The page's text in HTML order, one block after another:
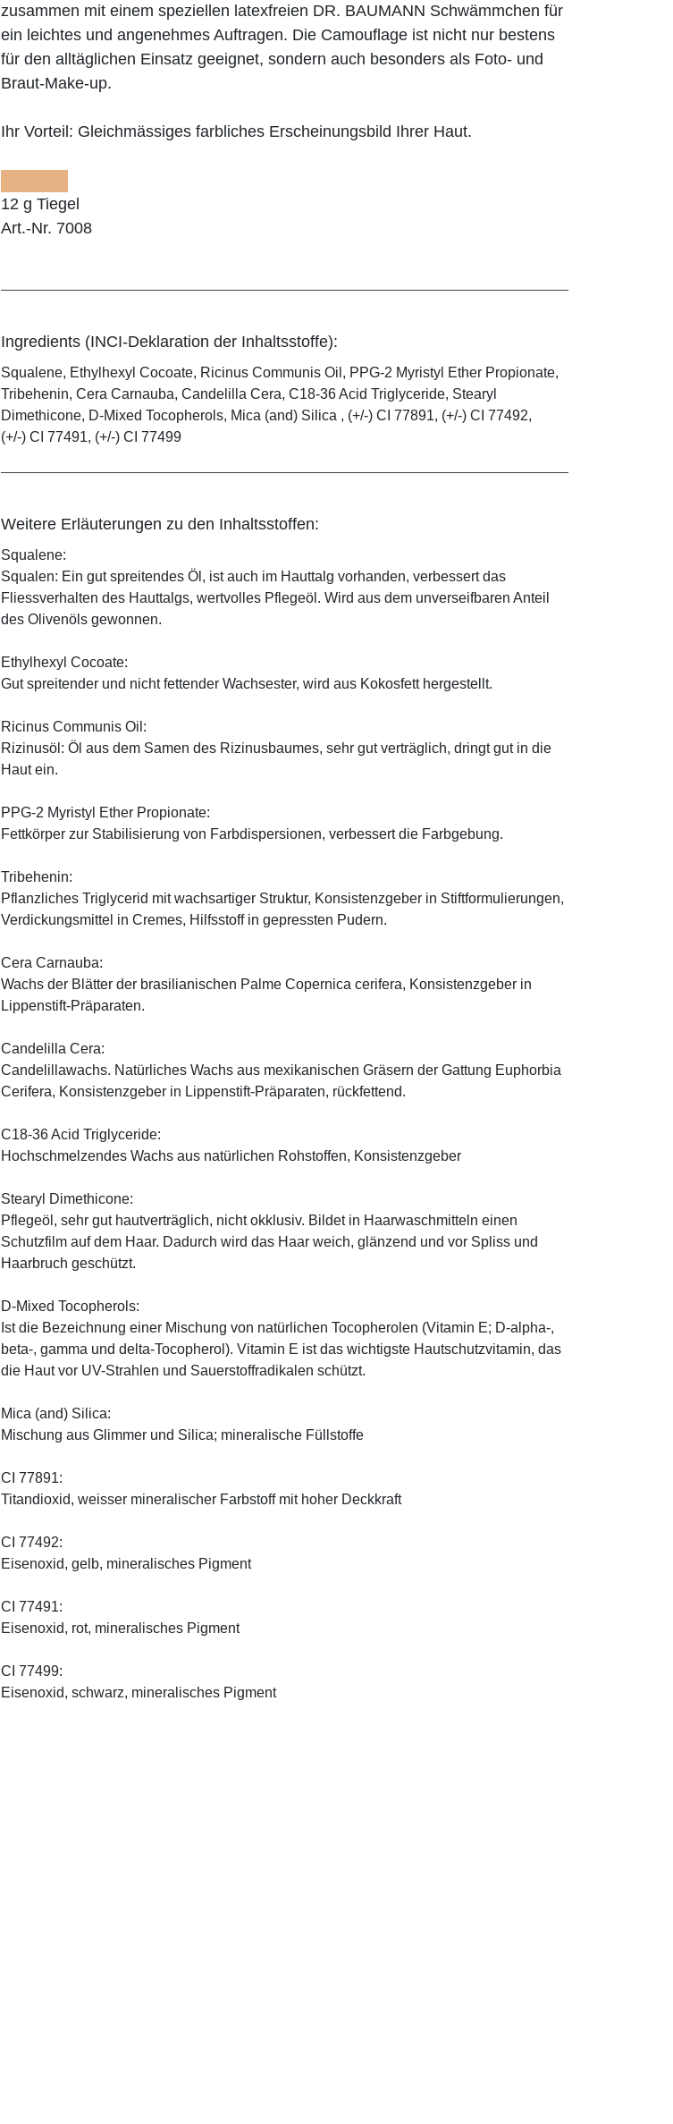
zusammen mit einem speziellen latexfreien DR. BAUMANN Schwämmchen für
ein leichtes und angenehmes Auftragen. Die Camouflage ist nicht nur bestens
für den alltäglichen Einsatz geeignet, sondern auch besonders als Foto- und
Braut-Make-up.
Ihr Vorteil: Gleichmässiges farbliches Erscheinungsbild Ihrer Haut.
12 g Tiegel
Art.-Nr. 7008
Ingredients (INCI-Deklaration der Inhaltsstoffe):
Squalene, Ethylhexyl Cocoate, Ricinus Communis Oil, PPG-2 Myristyl Ether Propionate,
Tribehenin, Cera Carnauba, Candelilla Cera, C18-36 Acid Triglyceride, Stearyl
Dimethicone, D-Mixed Tocopherols, Mica (and) Silica , (+/-) CI 77891, (+/-) CI 77492,
(+/-) CI 77491, (+/-) CI 77499
Weitere Erläuterungen zu den Inhaltsstoffen:
Squalene:
Squalen: Ein gut spreitendes Öl, ist auch im Hauttalg vorhanden, verbessert das
Fliessverhalten des Hauttalgs, wertvolles Pflegeöl. Wird aus dem unverseifbaren Anteil
des Olivenöls gewonnen.
Ethylhexyl Cocoate:
Gut spreitender und nicht fettender Wachsester, wird aus Kokosfett hergestellt.
Ricinus Communis Oil:
Rizinusöl: Öl aus dem Samen des Rizinusbaumes, sehr gut verträglich, dringt gut in die
Haut ein.
PPG-2 Myristyl Ether Propionate:
Fettkörper zur Stabilisierung von Farbdispersionen, verbessert die Farbgebung.
Tribehenin:
Pflanzliches Triglycerid mit wachsartiger Struktur, Konsistenzgeber in Stiftformulierungen,
Verdickungsmittel in Cremes, Hilfsstoff in gepressten Pudern.
Cera Carnauba:
Wachs der Blätter der brasilianischen Palme Copernica cerifera, Konsistenzgeber in
Lippenstift-Präparaten.
Candelilla Cera:
Candelillawachs. Natürliches Wachs aus mexikanischen Gräsern der Gattung Euphorbia
Cerifera, Konsistenzgeber in Lippenstift-Präparaten, rückfettend.
C18-36 Acid Triglyceride:
Hochschmelzendes Wachs aus natürlichen Rohstoffen, Konsistenzgeber
Stearyl Dimethicone:
Pflegeöl, sehr gut hautverträglich, nicht okklusiv. Bildet in Haarwaschmitteln einen
Schutzfilm auf dem Haar. Dadurch wird das Haar weich, glänzend und vor Spliss und
Haarbruch geschützt.
D-Mixed Tocopherols:
Ist die Bezeichnung einer Mischung von natürlichen Tocopherolen (Vitamin E; D-alpha-,
beta-, gamma und delta-Tocopherol). Vitamin E ist das wichtigste Hautschutzvitamin, das
die Haut vor UV-Strahlen und Sauerstoffradikalen schützt.
Mica (and) Silica:
Mischung aus Glimmer und Silica; mineralische Füllstoffe
CI 77891:
Titandioxid, weisser mineralischer Farbstoff mit hoher Deckkraft
CI 77492:
Eisenoxid, gelb, mineralisches Pigment
CI 77491:
Eisenoxid, rot, mineralisches Pigment
CI 77499:
Eisenoxid, schwarz, mineralisches Pigment